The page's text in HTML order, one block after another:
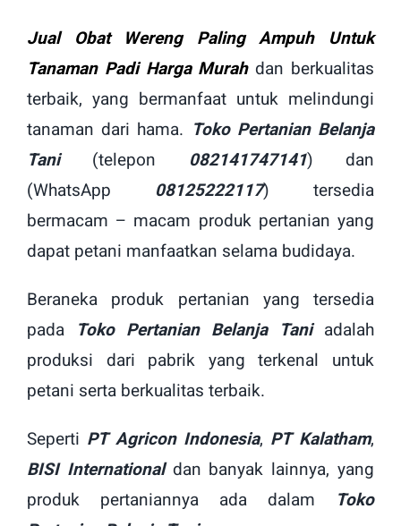
Jual Obat Wereng Paling Ampuh Untuk
Tanaman Padi Harga Murahdan berkualitas
terbaik, yang bermanfaat untuk melindungi
tanaman dari hama. Toko Pertanian Belanja
Tani(telepon 082141747141) dan
(WhatsApp 08125222117) tersedia
bermacam – macam produk pertanian yang
dapat petani manfaatkan selama budidaya.
Beraneka produk pertanian yang tersedia
pada Toko Pertanian Belanja Taniadalah
produksi dari pabrik yang terkenal untuk
petani serta berkualitas terbaik.
Seperti PT Agricon Indonesia, PT Kalatham,
BISI International dan banyak lainnya, yang
produk pertaniannya ada dalam
Toko